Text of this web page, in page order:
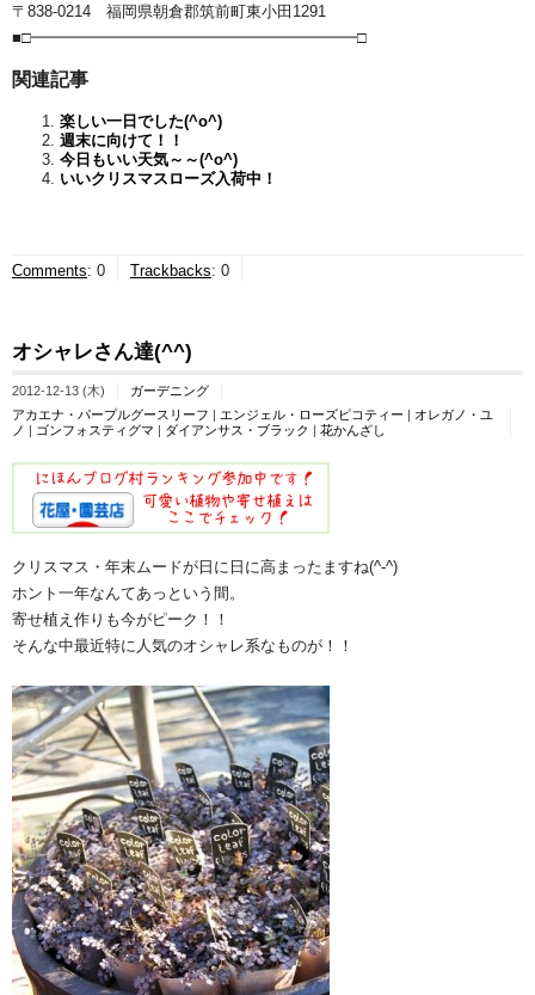
〒838-0214 福岡県朝倉郡筑前町東小田1291
■□━━━━━━━━━━━━━━━━━━━━━□
関連記事
楽しい一日でした(^o^)ゞ
週末に向けて！！
今日もいい天気～～(^o^)
いいクリスマスローズ入荷中！
Comments: 0 Trackbacks: 0
オシャレさん達(^^)
2012-12-13 (木)
ガーデニング
アカエナ・パープルグースリーフ | エンジェル・ローズピコティー | オレガノ・ユ
ノ | ゴンフォスティグマ | ダイアンサス・ブラック | 花かんざし
クリスマス・年末ムードが日に日に高まったますね(^-^)
ホント一年なんてあっという間。
寄せ植え作りも今がピーク！！
そんな中最近特に人気のオシャレ系なものが！！